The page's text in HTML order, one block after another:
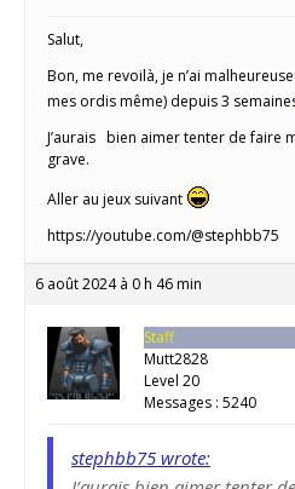
Salut,
Bon, me revoilà, je n’ai
mes ordis même) depuis 3
J’aurais bien aimer tenter de faire
grave.
Aller au jeux suivant
https://youtube.com/@stephbb75
6 août 2024 à 0 h 46 min
Staff
Mutt2828
Level 20
Messages : 5240
stephbb75 wrote: